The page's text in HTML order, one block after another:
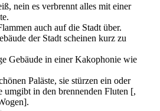
nein es verbrennt alles mit einer
auch auf die Stadt über.
der Stadt scheinen kurz zu
Gebäude in einer Kakophonie wie
Paläste, sie stürzen ein oder
umgibt in den brennenden Fluten [,